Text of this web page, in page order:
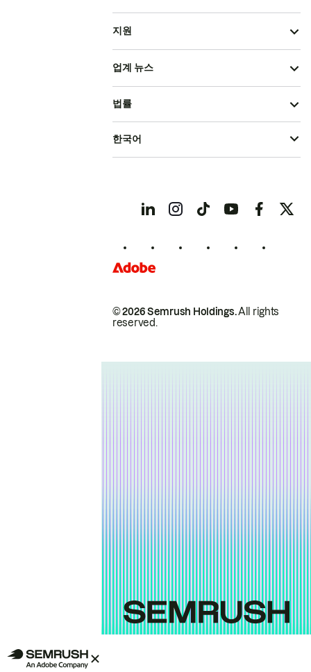
지원
업계 뉴스
© 2026 Semrush Holdings.All rights
reserved.
법률
한국어